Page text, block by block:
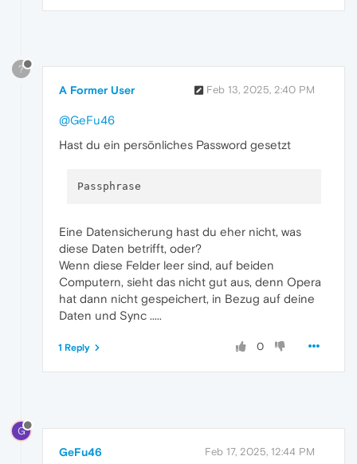
?
A Former User Feb 13, 2025, 2:40 PM
@GeFu46
Hast du ein persönliches Password gesetzt
Eine Datensicherung hast du eher nicht, was
diese Daten betrifft, oder?
Wenn diese Felder leer sind, auf beiden
Computern, sieht das nicht gut aus, denn Opera
hat dann nicht gespeichert, in Bezug auf deine
Daten und Sync .....
0
1 Reply
G
GeFu46 Feb 17, 2025, 12:44 PM